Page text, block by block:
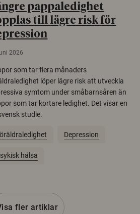
pappaledighet
till lägre risk för
2026
som tar flera månaders
löper lägre risk att utveckla
symtom under småbarnsåren än
som tar kortare ledighet. Det visar en
studie.
Depression
hälsa
fler artiklar